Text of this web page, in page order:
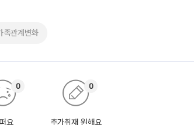
족관계변화
요
0
추가취재 원해요
0